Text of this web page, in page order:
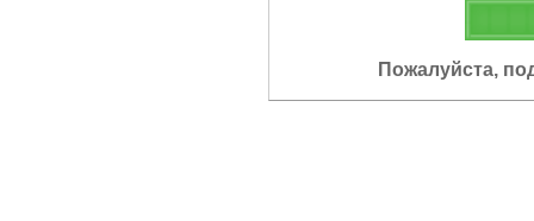
Пожалуйста,